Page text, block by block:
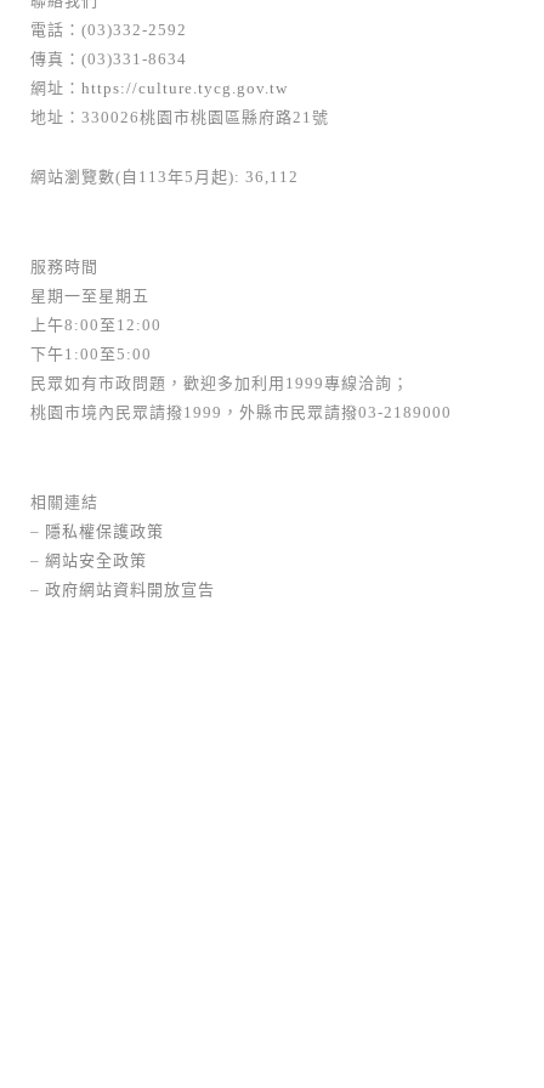
電話：(03)332-2592
傳真：(03)331-8634
網址： https://culture.tycg.gov.tw
地址：330026桃園市桃園區縣府路21號
網站瀏覽數(自113年5月起): 36,112
服務時間
星期一至星期五
上午8:00至12:00
下午1:00至5:00
民眾如有市政問題，歡迎多加利用1999專線洽詢；
桃園市境內民眾請撥1999，外縣市民眾請撥03-2189000
相關連結
– 隱私權保護政策
– 網站安全政策
– 政府網站資料開放宣告